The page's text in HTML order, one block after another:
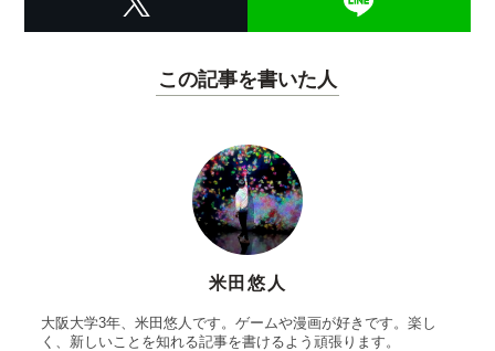
この記事を書いた人
米田悠人
大阪大学3年、米田悠人です。ゲームや漫画が好きです。楽し
く、新しいことを知れる記事を書けるよう頑張ります。